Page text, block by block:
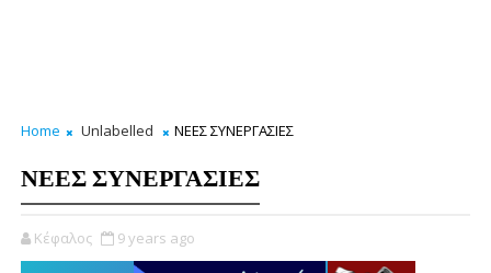
Home Unlabelled ΝΕΕΣ ΣΥΝΕΡΓΑΣΙΕΣ
ΝΕΕΣ ΣΥΝΕΡΓΑΣΙΕΣ
Κέφαλος 9 years ago